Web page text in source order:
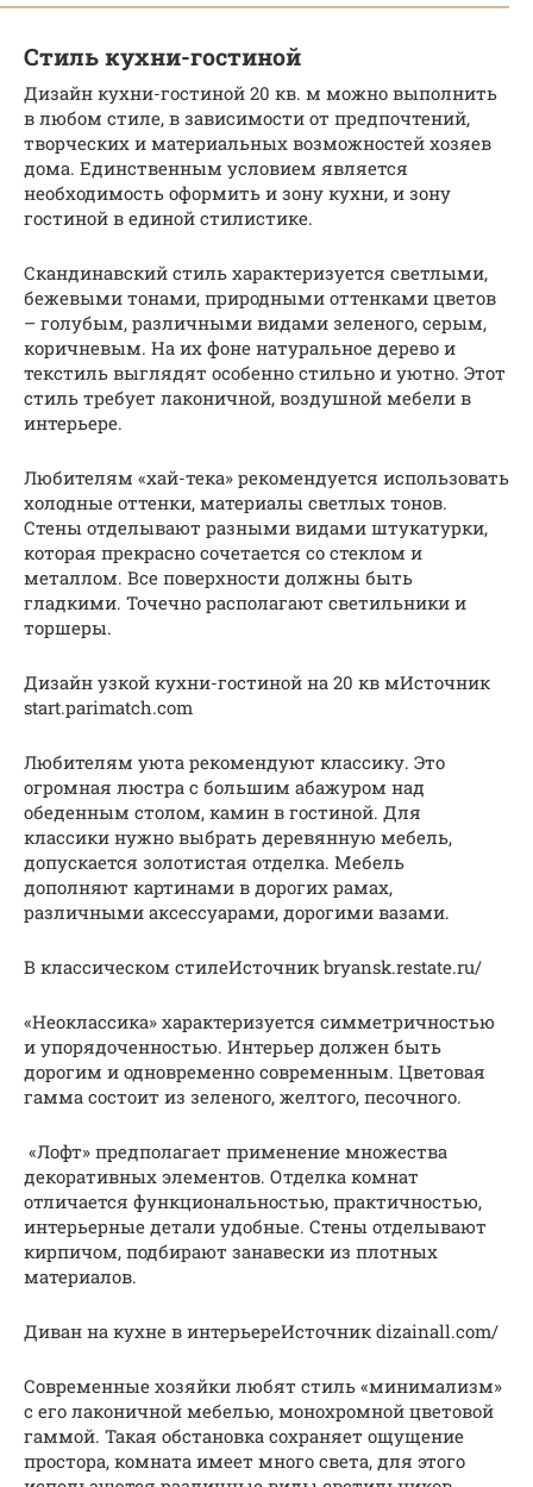
Стиль кухни-гостиной
Дизайн кухни-гостиной 20 кв. м можно выполнить
в любом стиле, в зависимости от предпочтений,
творческих и материальных возможностей хозяев
дома. Единственным условием является
необходимость оформить и зону кухни, и зону
гостиной в единой стилистике.
Скандинавский стиль характеризуется светлыми,
бежевыми тонами, природными оттенками цветов
– голубым, различными видами зеленого, серым,
коричневым. На их фоне натуральное дерево и
текстиль выглядят особенно стильно и уютно. Этот
стиль требует лаконичной, воздушной мебели в
интерьере.
Любителям «хай-тека» рекомендуется использовать
холодные оттенки, материалы светлых тонов.
Стены отделывают разными видами штукатурки,
которая прекрасно сочетается со стеклом и
металлом. Все поверхности должны быть
гладкими. Точечно располагают светильники и
торшеры.
Дизайн узкой кухни-гостиной на 20 кв мИсточник
start.parimatch.com
Любителям уюта рекомендуют классику. Это
огромная люстра с большим абажуром над
обеденным столом, камин в гостиной. Для
классики нужно выбрать деревянную мебель,
допускается золотистая отделка. Мебель
дополняют картинами в дорогих рамах,
различными аксессуарами, дорогими вазами.
В классическом стилеИсточник bryansk.restate.ru/
«Неоклассика» характеризуется симметричностью
и упорядоченностью. Интерьер должен быть
дорогим и одновременно современным. Цветовая
гамма состоит из зеленого, желтого, песочного.
«Лофт» предполагает применение множества
декоративных элементов. Отделка комнат
отличается функциональностью, практичностью,
интерьерные детали удобные. Стены отделывают
кирпичом, подбирают занавески из плотных
материалов.
Диван на кухне в интерьереИсточник dizainall.com/
Современные хозяйки любят стиль «минимализм»
с его лаконичной мебелью, монохромной цветовой
гаммой. Такая обстановка сохраняет ощущение
простора, комната имеет много света, для этого